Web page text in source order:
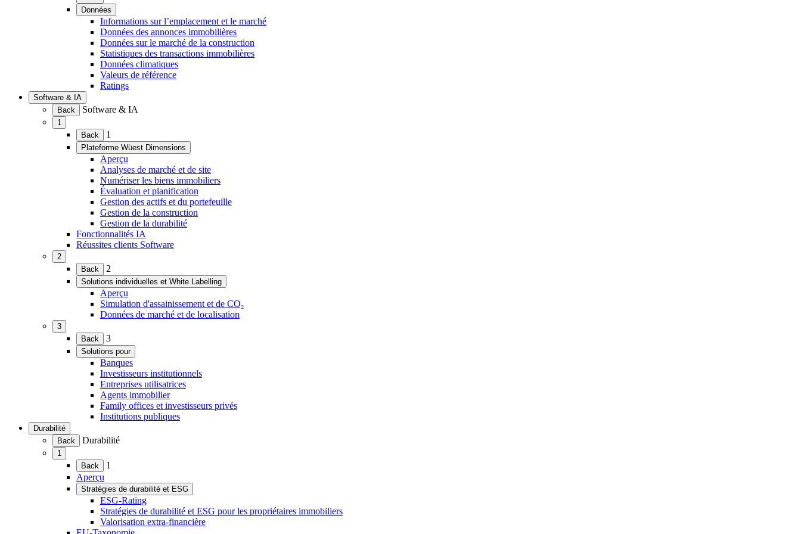
menu)
Données
(Ouvrir
le
menu)
Informations sur l’emplacement et le marché
Données des annonces immobilières
Données sur le marché de la construction
Statistiques des transactions immobilières
Données climatiques
Valeurs de référence
Ratings
Software & IA
(Ouvrir
le
menu)
Back Software & IA
1
(Ouvrir
menu)
Back 1
Plateforme Wüest Dimensions
(Ouvrir
menu)
Aperçu
Analyses de marché et de site
Numériser les biens immobiliers
Évaluation et planification
Gestion des actifs et du portefeuille
Gestion de la construction
Gestion de la durabilité
Fonctionnalités IA
Réussites clients Software
2
(Ouvrir
menu)
Back 2
Solutions individuelles et White Labelling
(Ouvrir
menu)
Aperçu
Simulation d'assainissement et de CO₂
Données de marché et de localisation
3
(Ouvrir
menu)
Back 3
Solutions pour
(Ouvrir
le
menu)
Banques
Investisseurs institutionnels
Entreprises utilisatrices
Agents immobilier
Family offices et investisseurs privés
Institutions publiques
Durabilité
(Ouvrir
le
menu)
Back Durabilité
1
(Ouvrir
menu)
Back
1
Aperçu
Stratégies de durabilité et ESG
(Ouvrir
le
menu)
ESG-Rating
Stratégies de durabilité et ESG pour les propriétaires immobiliers
Valorisation extra-financière